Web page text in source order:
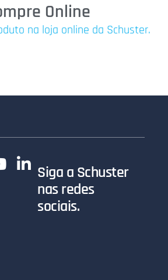
Online
na loja online da Schuster.
Siga a Schuster
nas redes
sociais.